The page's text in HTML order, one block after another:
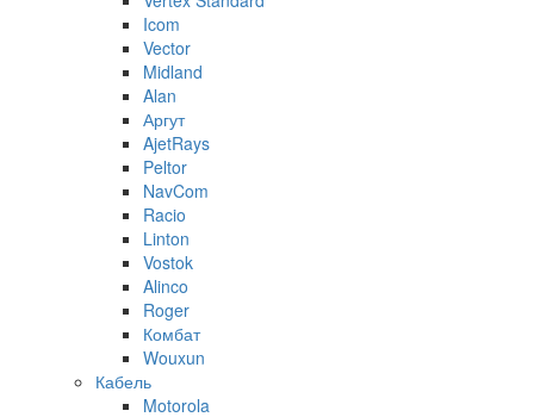
Icom
Vector
Midland
Alan
Аргут
AjetRays
Peltor
NavCom
Racio
Linton
Vostok
Alinco
Roger
Комбат
Wouxun
Кабель
Motorola